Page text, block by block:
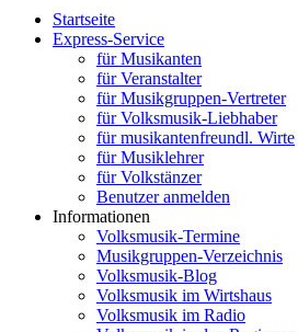
Startseite
Express-Service
für Musikanten
für Veranstalter
für Musikgruppen-Vertreter
für Volksmusik-Liebhaber
für musikantenfreundl. Wirte
für Musiklehrer
für Volkstänzer
Benutzer anmelden
Informationen
Volksmusik-Termine
Musikgruppen-Verzeichnis
Volksmusik-Blog
Volksmusik im Wirtshaus
Volksmusik im Radio